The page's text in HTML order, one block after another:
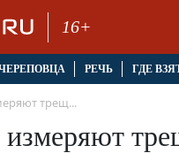
16+
РЕЧЬ ГДЕ
трещ...